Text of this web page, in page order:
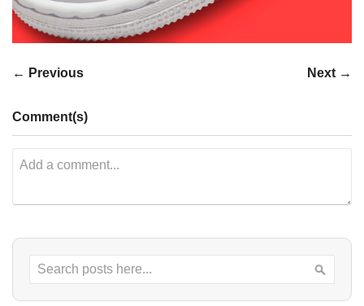
← Previous Next →
Comment(s)
Search